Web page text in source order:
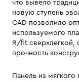
что вывело
новую ступень
CAD позволило
используемого
R/fit сверхлегкой,
прочность
Панель из мягкого